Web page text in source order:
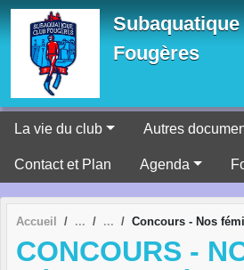
Fougères
La vie du club Autres
Contact et Plan Agenda
Accueil Concours - Nos
CONCOURS -
Panneau de gestion des cookies